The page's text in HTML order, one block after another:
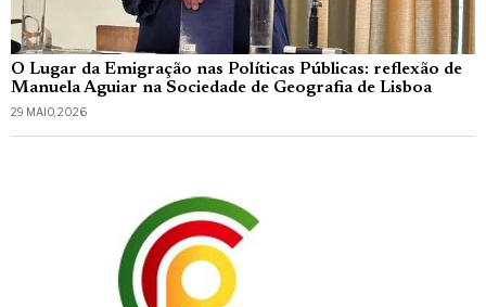
O Lugar da Emigração nas Políticas Públicas: reflexão de
Manuela Aguiar na Sociedade de Geografia de Lisboa
29 MAIO, 2026